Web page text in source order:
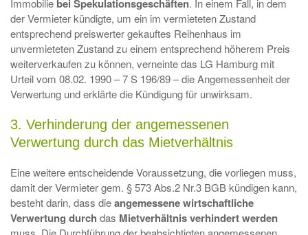
Immobilie bei Spekulationsgeschäften. In einem Fall, in dem
der Vermieter kündigte, um ein im vermieteten Zustand
entsprechend preiswerter gekauftes Reihenhaus im
unvermieteten Zustand zu einem entsprechend höherem Preis
weiterverkaufen zu können, verneinte das LG Hamburg mit
Urteil vom 08.02. 1990 – 7 S 196/89 – die Angemessenheit der
Verwertung und erklärte die Kündigung für unwirksam.
3. Verhinderung der angemessenen
Verwertung durch das Mietverhältnis
Eine weitere entscheidende Voraussetzung, die vorliegen muss,
damit der Vermieter gem. § 573 Abs.2 Nr.3 BGB kündigen kann,
besteht darin, dass dieangemessene wirtschaftliche
Verwertung durch das Mietverhältnis verhindert werden